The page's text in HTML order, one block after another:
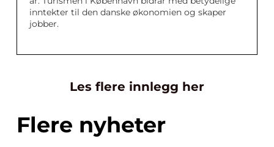
inntekter til den danske økonomien og skaper
jobber.
Les flere innlegg her
Flere nyheter